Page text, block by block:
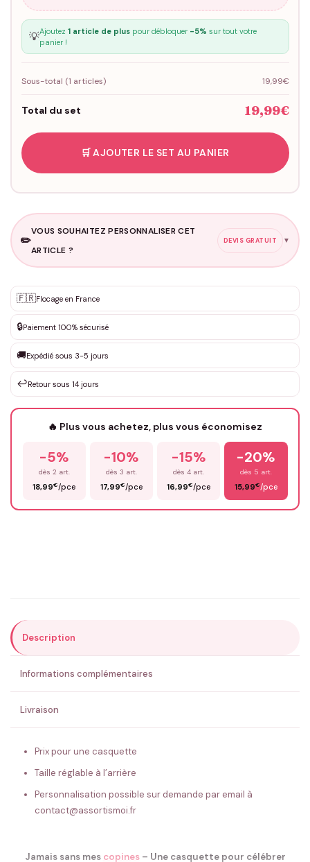
💡Ajoutez 1 article de pluspour débloquer -5% sur tout votre
panier !
Sous-total (1 articles) 19,99€
Total du set 19,99€
🛒 AJOUTER LE SET AU PANIER
✏️
VOUS SOUHAITEZ PERSONNALISER CET
ARTICLE ?
DEVIS GRATUIT ▼
✨ Personnalisation sur mesure
DEVIS GRATUIT · Personnalisation de 3 à 10€ selon la demande
Que souhaitez-vous ?*
Votre texte / idée*
Prénom*
ENVOYER MA DEMANDE ✨
💚 Retour sous 24-48h🇫🇷 Flocage en France✅ Validation avant fabrication
🇫🇷Flocage en France
🔒Paiement 100% sécurisé
🚚Expédié sous 3-5 jours
↩️Retour sous 14 jours
🔥 Plus vous achetez, plus vous économisez
-5%
dès 2 art.
18,99€/pce
-10%
dès 3 art.
17,99€/pce
-15%
dès 4 art.
16,99€/pce
-20%
dès 5 art.
15,99€/pce
Description
Informations complémentaires
Livraison
Prix pour une casquette
Taille réglable à l’arrière
Personnalisation possible sur demande par email à
contact@assortismoi.fr
Jamais sans mes copines– Une casquette pour célébrer